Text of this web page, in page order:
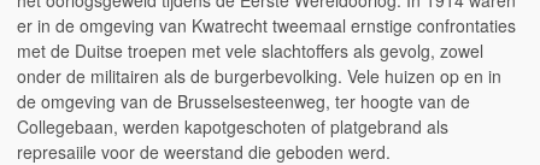
er in de omgeving van Kwatrecht tweemaal ernstige confrontaties
met de Duitse troepen met vele slachtoffers als gevolg, zowel
onder de militairen als de burgerbevolking. Vele huizen op en in
de omgeving van de Brusselsesteenweg, ter hoogte van de
Collegebaan, werden kapotgeschoten of platgebrand als
represaiile voor de weerstand die geboden werd.